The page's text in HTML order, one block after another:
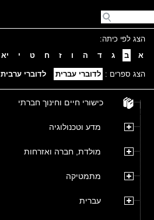
הצג לפי כיתה:
א
ב ג ד ה ו ז ח ט י יא
הצג ספרים : לדוברי עברית לדוברי ערבית
כישורי חיים וחינוך חברתי
מדע וטכנולוגיה
מולדת, חברה ואזרחות
מתמטיקה
עברית